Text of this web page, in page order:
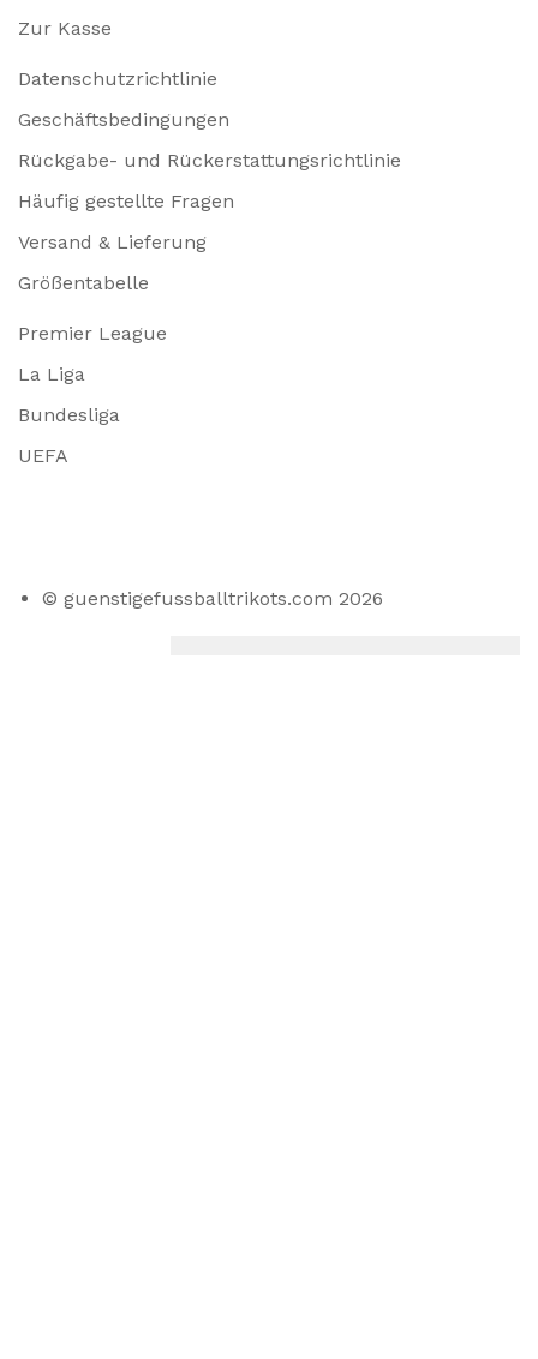
Zur Kasse
Datenschutzrichtlinie
Geschäftsbedingungen
Rückgabe- und Rückerstattungsrichtlinie
Häufig gestellte Fragen
Versand & Lieferung
Größentabelle
Premier League
La Liga
Bundesliga
UEFA
© guenstigefussballtrikots.com 2026